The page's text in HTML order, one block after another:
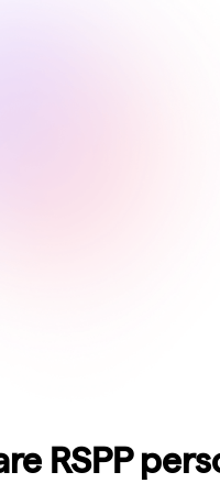
RSPP